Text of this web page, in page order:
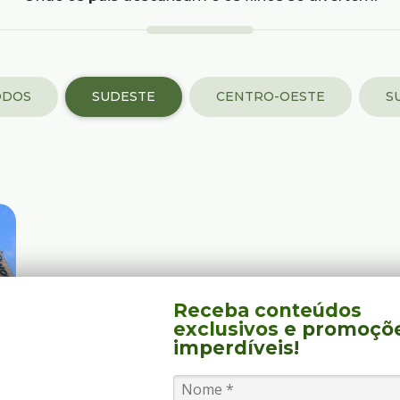
SUDESTE CENTRO-OESTE
Receba conteúdos
exclusivos e
imperdíveis!